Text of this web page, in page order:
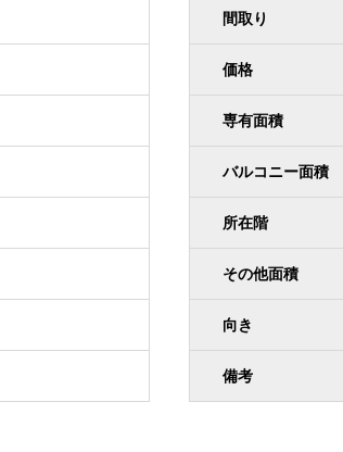
間取り
価格
専有面積
バルコニー面積
所在階
その他面積
向き
備考